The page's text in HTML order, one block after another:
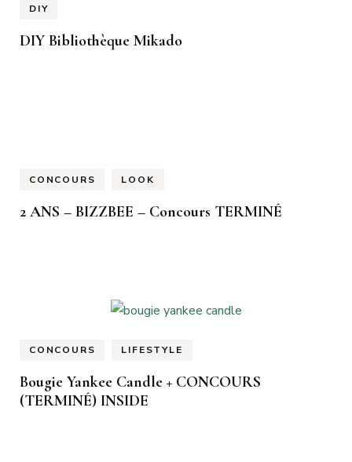
DIY
DIY Bibliothèque Mikado
CONCOURS LOOK
2 ANS – BIZZBEE – Concours TERMINÉ
CONCOURS LIFESTYLE
Bougie Yankee Candle + CONCOURS
(TERMINÉ) INSIDE